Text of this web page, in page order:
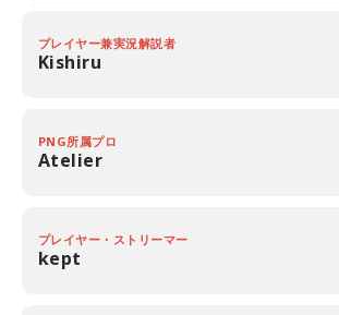
プレイヤー兼実況解説者
Kishiru
PNG所属プロ
Atelier
プレイヤー・ストリーマー
kept